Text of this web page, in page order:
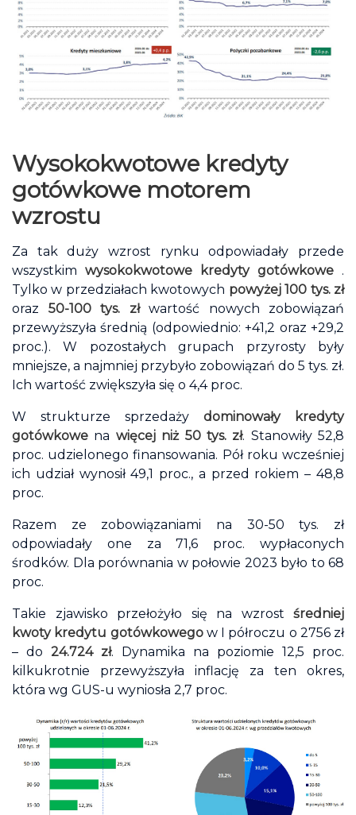
Wysokokwotowe kredyty
gotówkowe motorem
wzrostu
Za tak duży wzrost rynku odpowiadały przede
wszystkim wysokokwotowe kredyty gotówkowe .
Tylko w przedziałach kwotowych powyżej 100 tys. zł
oraz 50-100 tys. złwartość nowych zobowiązań
przewyższyła średnią (odpowiednio: +41,2 oraz +29,2
proc.). W pozostałych grupach przyrosty były
mniejsze, a najmniej przybyło zobowiązań do 5 tys. zł.
Ich wartość zwiększyła się o 4,4 proc.
W strukturze sprzedaży dominowały kredyty
gotówkowe na więcej niż 50 tys. zł. Stanowiły 52,8
proc. udzielonego finansowania. Pół roku wcześniej
ich udział wynosił 49,1 proc., a przed rokiem – 48,8
proc.
Razem ze zobowiązaniami na 30-50 tys. zł
odpowiadały one za 71,6 proc. wypłaconych
środków. Dla porównania w połowie 2023 było to 68
proc.
Takie zjawisko przełożyło się na wzrost średniej
kwoty kredytu gotówkowego w I półroczu o 2756 zł
– do 24.724 zł. Dynamika na poziomie 12,5 proc.
kilkukrotnie przewyższyła inflację za ten okres,
która wg GUS-u wyniosła 2,7 proc.